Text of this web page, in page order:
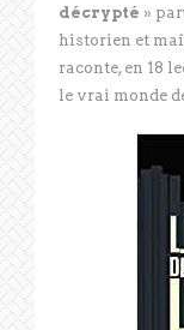
décrypté »
historien et
raconte, en 18
le vrai monde